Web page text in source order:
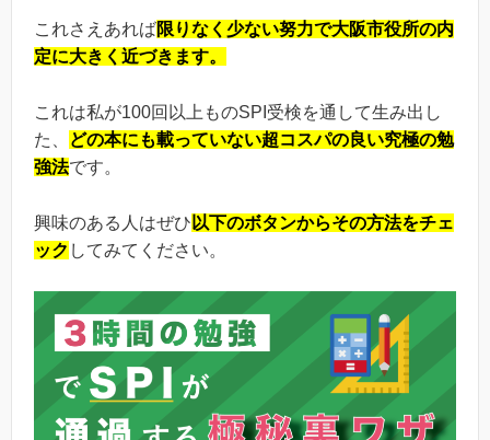
これさえあれば限りなく少ない努力で大阪市役所の内
定に大きく近づきます。
これは私が100回以上ものSPI受検を通して生み出し
た、
どの本にも載っていない超コスパの良い究極の勉
強法です。
興味のある人はぜひ 以下のボタンからその方法をチェ
ック してみてください。